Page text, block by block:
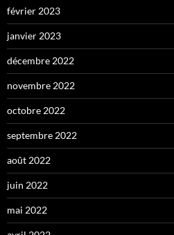
février 2023
janvier 2023
décembre 2022
novembre 2022
octobre 2022
septembre 2022
août 2022
juin 2022
mai 2022